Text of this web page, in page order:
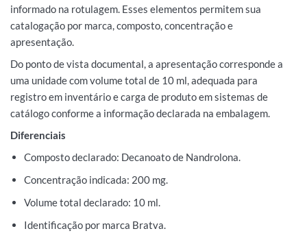
informado na rotulagem. Esses elementos permitem sua
catalogação por marca, composto, concentração e
apresentação.
Do ponto de vista documental, a apresentação corresponde a
uma unidade com volume total de 10 ml, adequada para
registro em inventário e carga de produto em sistemas de
catálogo conforme a informação declarada na embalagem.
Diferenciais
Composto declarado: Decanoato de Nandrolona.
Concentração indicada: 200 mg.
Volume total declarado: 10 ml.
Identificação por marca Bratva.